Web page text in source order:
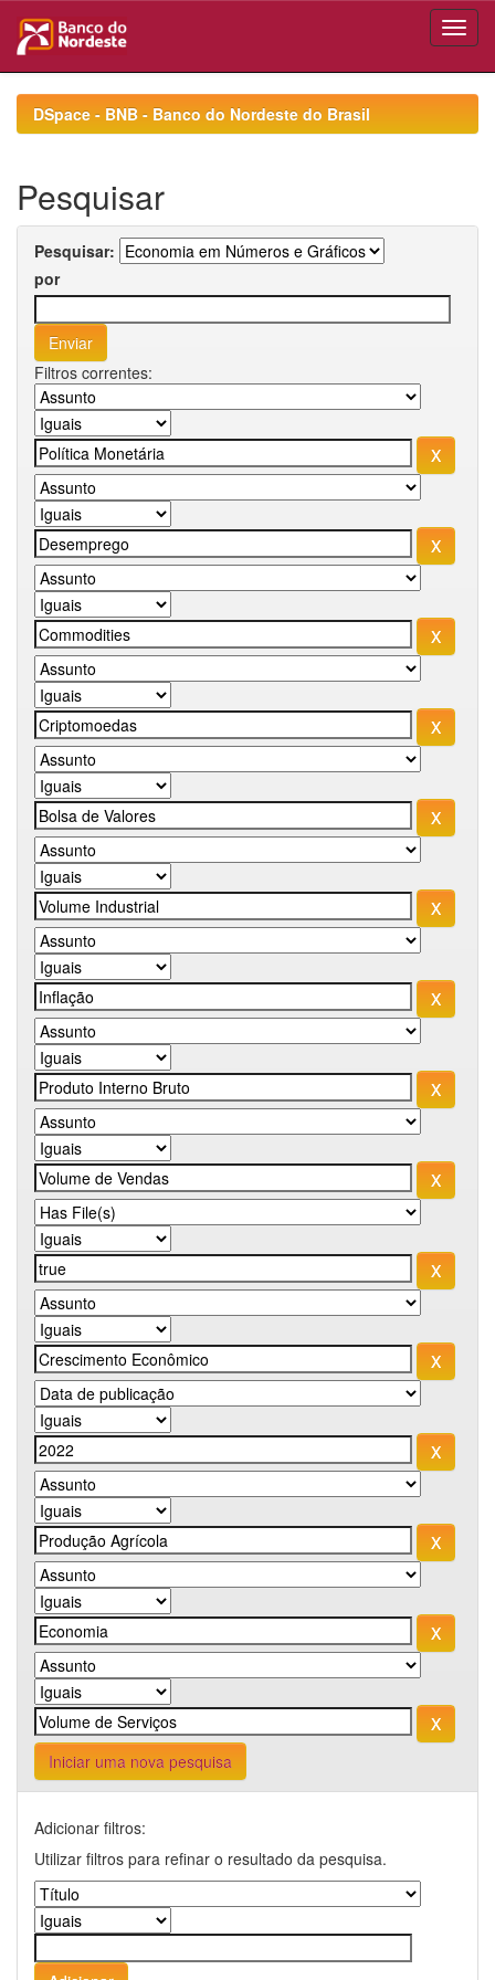
navigationDSpace - BNB - Banco do Nordeste do Brasil
Pesquisar
Pesquisar:
por
Filtros correntes:
Iniciar uma nova pesquisa
Adicionar filtros:
Utilizar filtros para refinar o resultado da pesquisa.